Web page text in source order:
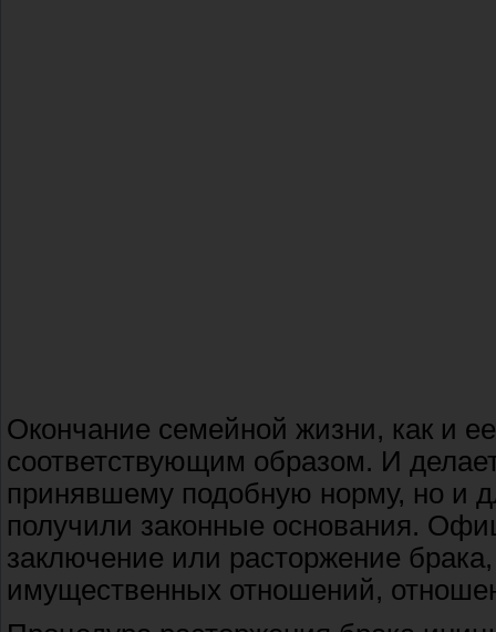
Окончание семейной жизни, как и
соответствующим образом. И
принявшему подобную норму, но и
получили законные основания.
заключение или расторжение
имущественных отношений,